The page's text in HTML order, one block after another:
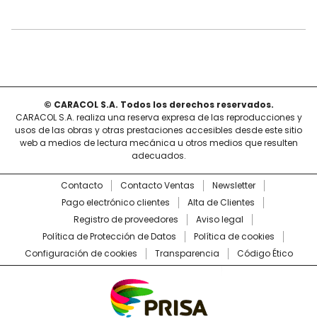
© CARACOL S.A. Todos los derechos reservados.
CARACOL S.A. realiza una reserva expresa de las reproducciones y
usos de las obras y otras prestaciones accesibles desde este sitio
web a medios de lectura mecánica u otros medios que resulten
adecuados.
Contacto Contacto Ventas
Newsletter
Pago electrónico clientes
Alta de Clientes
Registro de proveedores
Aviso legal
Política de Protección de Datos
Política de cookies
Configuración de cookies
Transparencia Código Ético